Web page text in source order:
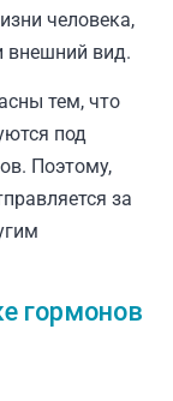
человека,
внешний вид.
тем, что
под
Поэтому,
за
гормонов